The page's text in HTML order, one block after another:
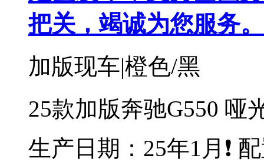
把关，竭诚为您服务。
加版现车|橙色/黑
25款加版奔驰G550 哑
生产日期：25年1月❗️